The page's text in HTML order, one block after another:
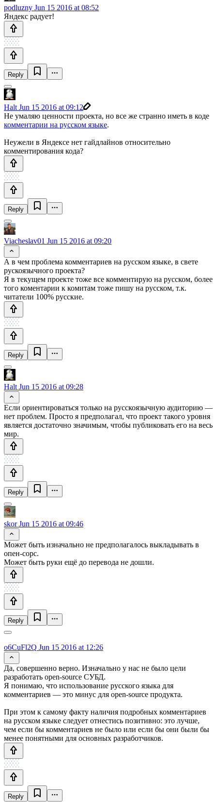
podluzny Jun 15 2016 at 08:52
Яндекс радует!
Reply
Halt Jun 15 2016 at 09:12
Не умаляю ценности проекта, но все же странно иметь в коде
комментарии на русском языке.
Неужели в Яндексе нет гайдлайнов относительно
комментирования кода?
Reply
Viacheslav01 Jun 15 2016 at 09:20
А в чем проблема комментариев на русском языке, в свете
рускоязычного проекта?
Я в текущем проекте тоже все комментирую на русском, более
того коментарии к комитам тоже пишу на русском, т.к.
читатели 100% русские.
Reply
Halt Jun 15 2016 at 09:28
Если ориентироваться только на русскоязычную аудиторию —
нет проблем. Просто я предполагал, что проект такого уровня
является достаточно значимым, чтобы публиковать его на весь
мир.
Reply
skorJun 15 2016 at 09:46
Может быть изначально не предполагалось выкладывать в
опен-сорс.
Может быть руки ещё до перевода не дошли.
Reply
o6CuFl2Q Jun 15 2016 at 12:26
Да, совершенно верно. Изначально у нас не было цели
разработать open-source СУБД.
Я понимаю, что использование русского языка для
комментариев — это минус для open-source продукта.
При этом к самому факту наличия подробных комментариев
на русском языке следует отнестись позитивно: это лучше,
чем если бы комментариев не было или если бы они были бы
менее понятными для основных разработчиков.
Reply